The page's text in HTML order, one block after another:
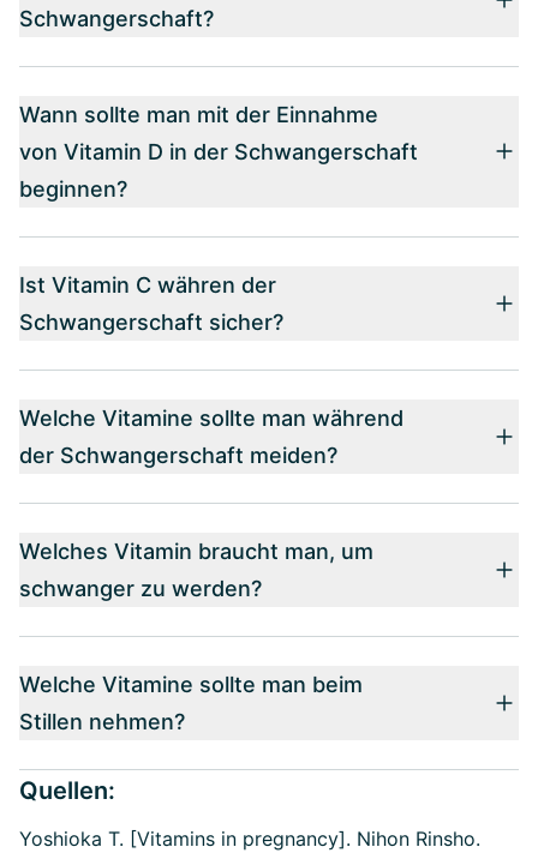
Schwangerschaft?
Wann sollte man mit der Einnahme
von Vitamin D in der Schwangerschaft
beginnen?
Ist Vitamin C währen der
Schwangerschaft sicher?
Welche Vitamine sollte man während
der Schwangerschaft meiden?
Welches Vitamin braucht man, um
schwanger zu werden?
Welche Vitamine sollte man beim
Stillen nehmen?
Quellen:
Yoshioka T. [Vitamins in pregnancy]. Nihon Rinsho.